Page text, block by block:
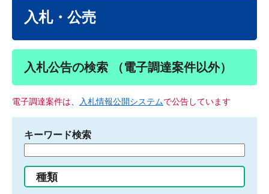
入札・公売
入札公告の検索 （電子調達案件以外）
電子調達案件は、 入札情報公開システムで公告しています
キーワード検索
る
種類